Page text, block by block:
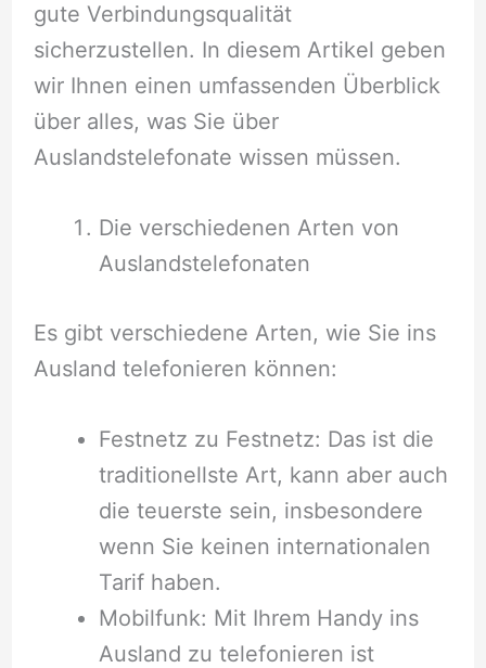
gute Verbindungsqualität
sicherzustellen. In diesem Artikel geben
wir Ihnen einen umfassenden Überblick
über alles, was Sie über
Auslandstelefonate wissen müssen.
Die verschiedenen Arten von
Auslandstelefonaten
Es gibt verschiedene Arten, wie Sie ins
Ausland telefonieren können:
Festnetz zu Festnetz: Das ist die
traditionellste Art, kann aber auch
die teuerste sein, insbesondere
wenn Sie keinen internationalen
Tarif haben.
Mobilfunk: Mit Ihrem Handy ins
Ausland zu telefonieren ist